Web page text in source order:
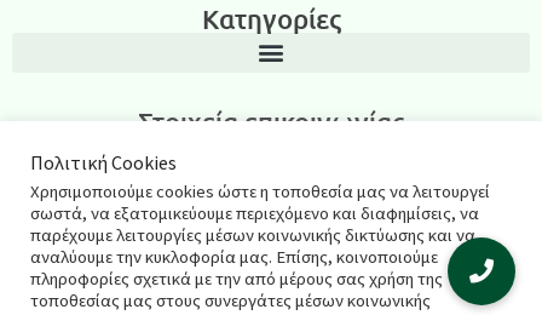
Κατηγορίες
Στοιχεία επικοινωνίας
Λεωνίδα Ιασωνίδου 3, Περιοχή Καμάρα, Θεσσαλονίκη T.K.: 54635
2311270795
salespharmacyshop@gmail.com
Πολιτική Cookies
Χρησιμοποιούμε cookies ώστε η τοποθεσία μας να λειτουργεί
σωστά, να εξατομικεύουμε περιεχόμενο και διαφημίσεις, να
παρέχουμε λειτουργίες μέσων κοινωνικής δικτύωσης και να
αναλύουμε την κυκλοφορία μας. Επίσης, κοινοποιούμε
πληροφορίες σχετικά με την από μέρους σας χρήση της
τοποθεσίας μας στους συνεργάτες μέσων κοινωνικής